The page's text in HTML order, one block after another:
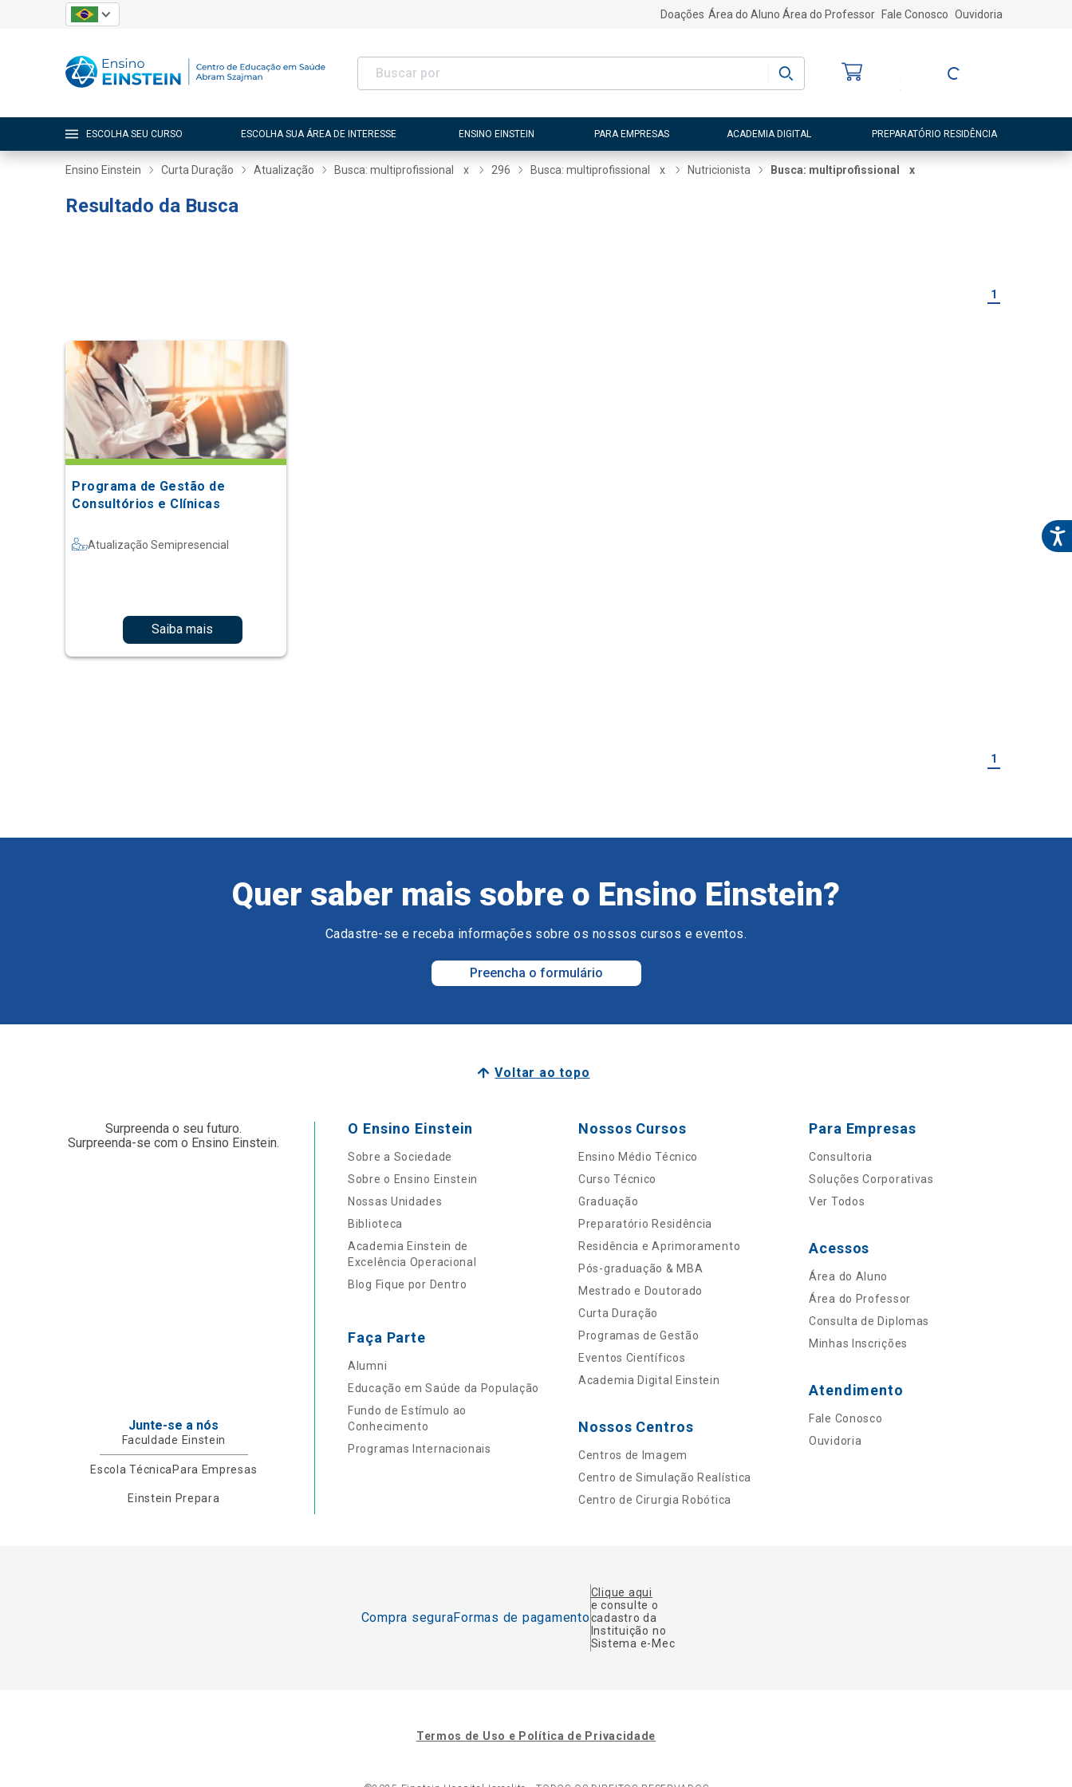
Doações Área do Aluno Área do Professor Fale Conosco Ouvidoria
Entre ou Cadastre-
ESCOLHA SEU CURSO ESCOLHA SUA ÁREA DE INTERESSE ENSINO EINSTEIN PARA EMPRESAS ACADEMIA DIGITAL PREPARATÓRIO RESIDÊNCIA
Ensino Einstein Curta Duração Atualização Busca: multiprofissional x 296 Busca: multiprofissional x Nutricionista Busca: multiprofissional x
Resultado da Busca
1
Programa de Gestão de
Consultórios e Clínicas
Atualização Semipresencial
Saiba mais
1
Quer saber mais sobre o Ensino Einstein?
Cadastre-se e receba informações sobre os nossos cursos e eventos.
Preencha o formulário
Voltar ao topo
Surpreenda o seu futuro.
Surpreenda-se com o Ensino Einstein.
Junte-se a nós
Faculdade Einstein
Escola Técnica Para Empresas
Einstein Prepara
O Ensino Einstein
Sobre a Sociedade
Sobre o Ensino Einstein
Nossas Unidades
Biblioteca
Academia Einstein de
Excelência Operacional
Blog Fique por Dentro
Faça Parte
Alumni
Educação em Saúde da População
Fundo de Estímulo ao
Conhecimento
Programas Internacionais
Nossos Cursos
Ensino Médio Técnico
Curso Técnico
Graduação
Preparatório Residência
Residência e Aprimoramento
Pós-graduação & MBA
Mestrado e Doutorado
Curta Duração
Programas de Gestão
Eventos Científicos
Academia Digital Einstein
Nossos Centros
Centros de Imagem
Centro de Simulação Realística
Centro de Cirurgia Robótica
Para Empresas
Consultoria
Soluções Corporativas
Ver Todos
Acessos
Área do Aluno
Área do Professor
Consulta de Diplomas
Minhas Inscrições
Atendimento
Fale Conosco
Ouvidoria
Compra seguraFormas de pagamento
Clique aqui
e consulte o
cadastro da
Instituição no
Sistema e-Mec
Termos de Uso e Política de Privacidade